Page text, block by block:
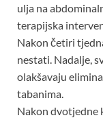
ulja na
terapijska
Nakon četiri
nestati. Nadalje,
olakšavaju
tabanima.
Nakon dvotjedne